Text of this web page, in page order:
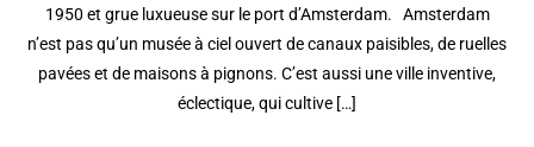
1950 et grue luxueuse sur le port d’Amsterdam. Amsterdam
n’est pas qu’un musée à ciel ouvert de canaux paisibles, de ruelles
pavées et de maisons à pignons. C’est aussi une ville inventive,
éclectique, qui cultive […]